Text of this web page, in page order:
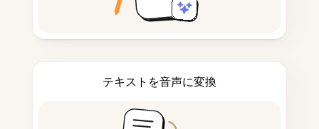
テキストを音声に変換